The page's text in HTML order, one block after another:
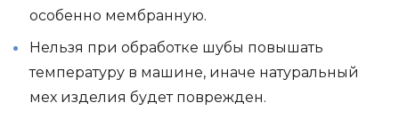
особенно мембранную.
Нельзя при обработке шубы повышать
температуру в машине, иначе натуральный
мех изделия будет поврежден.